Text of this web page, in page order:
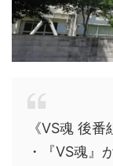
《VS魂 後
・『VS魂』